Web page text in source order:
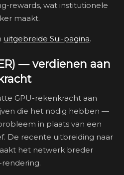
rewards, wat institutionele
maakt.
uitgebreide Sui-pagina.
— verdienen aan
GPU-rekenkracht aan
die het nodig hebben —
in plaats van een
De recente uitbreiding naar
het netwerk breder